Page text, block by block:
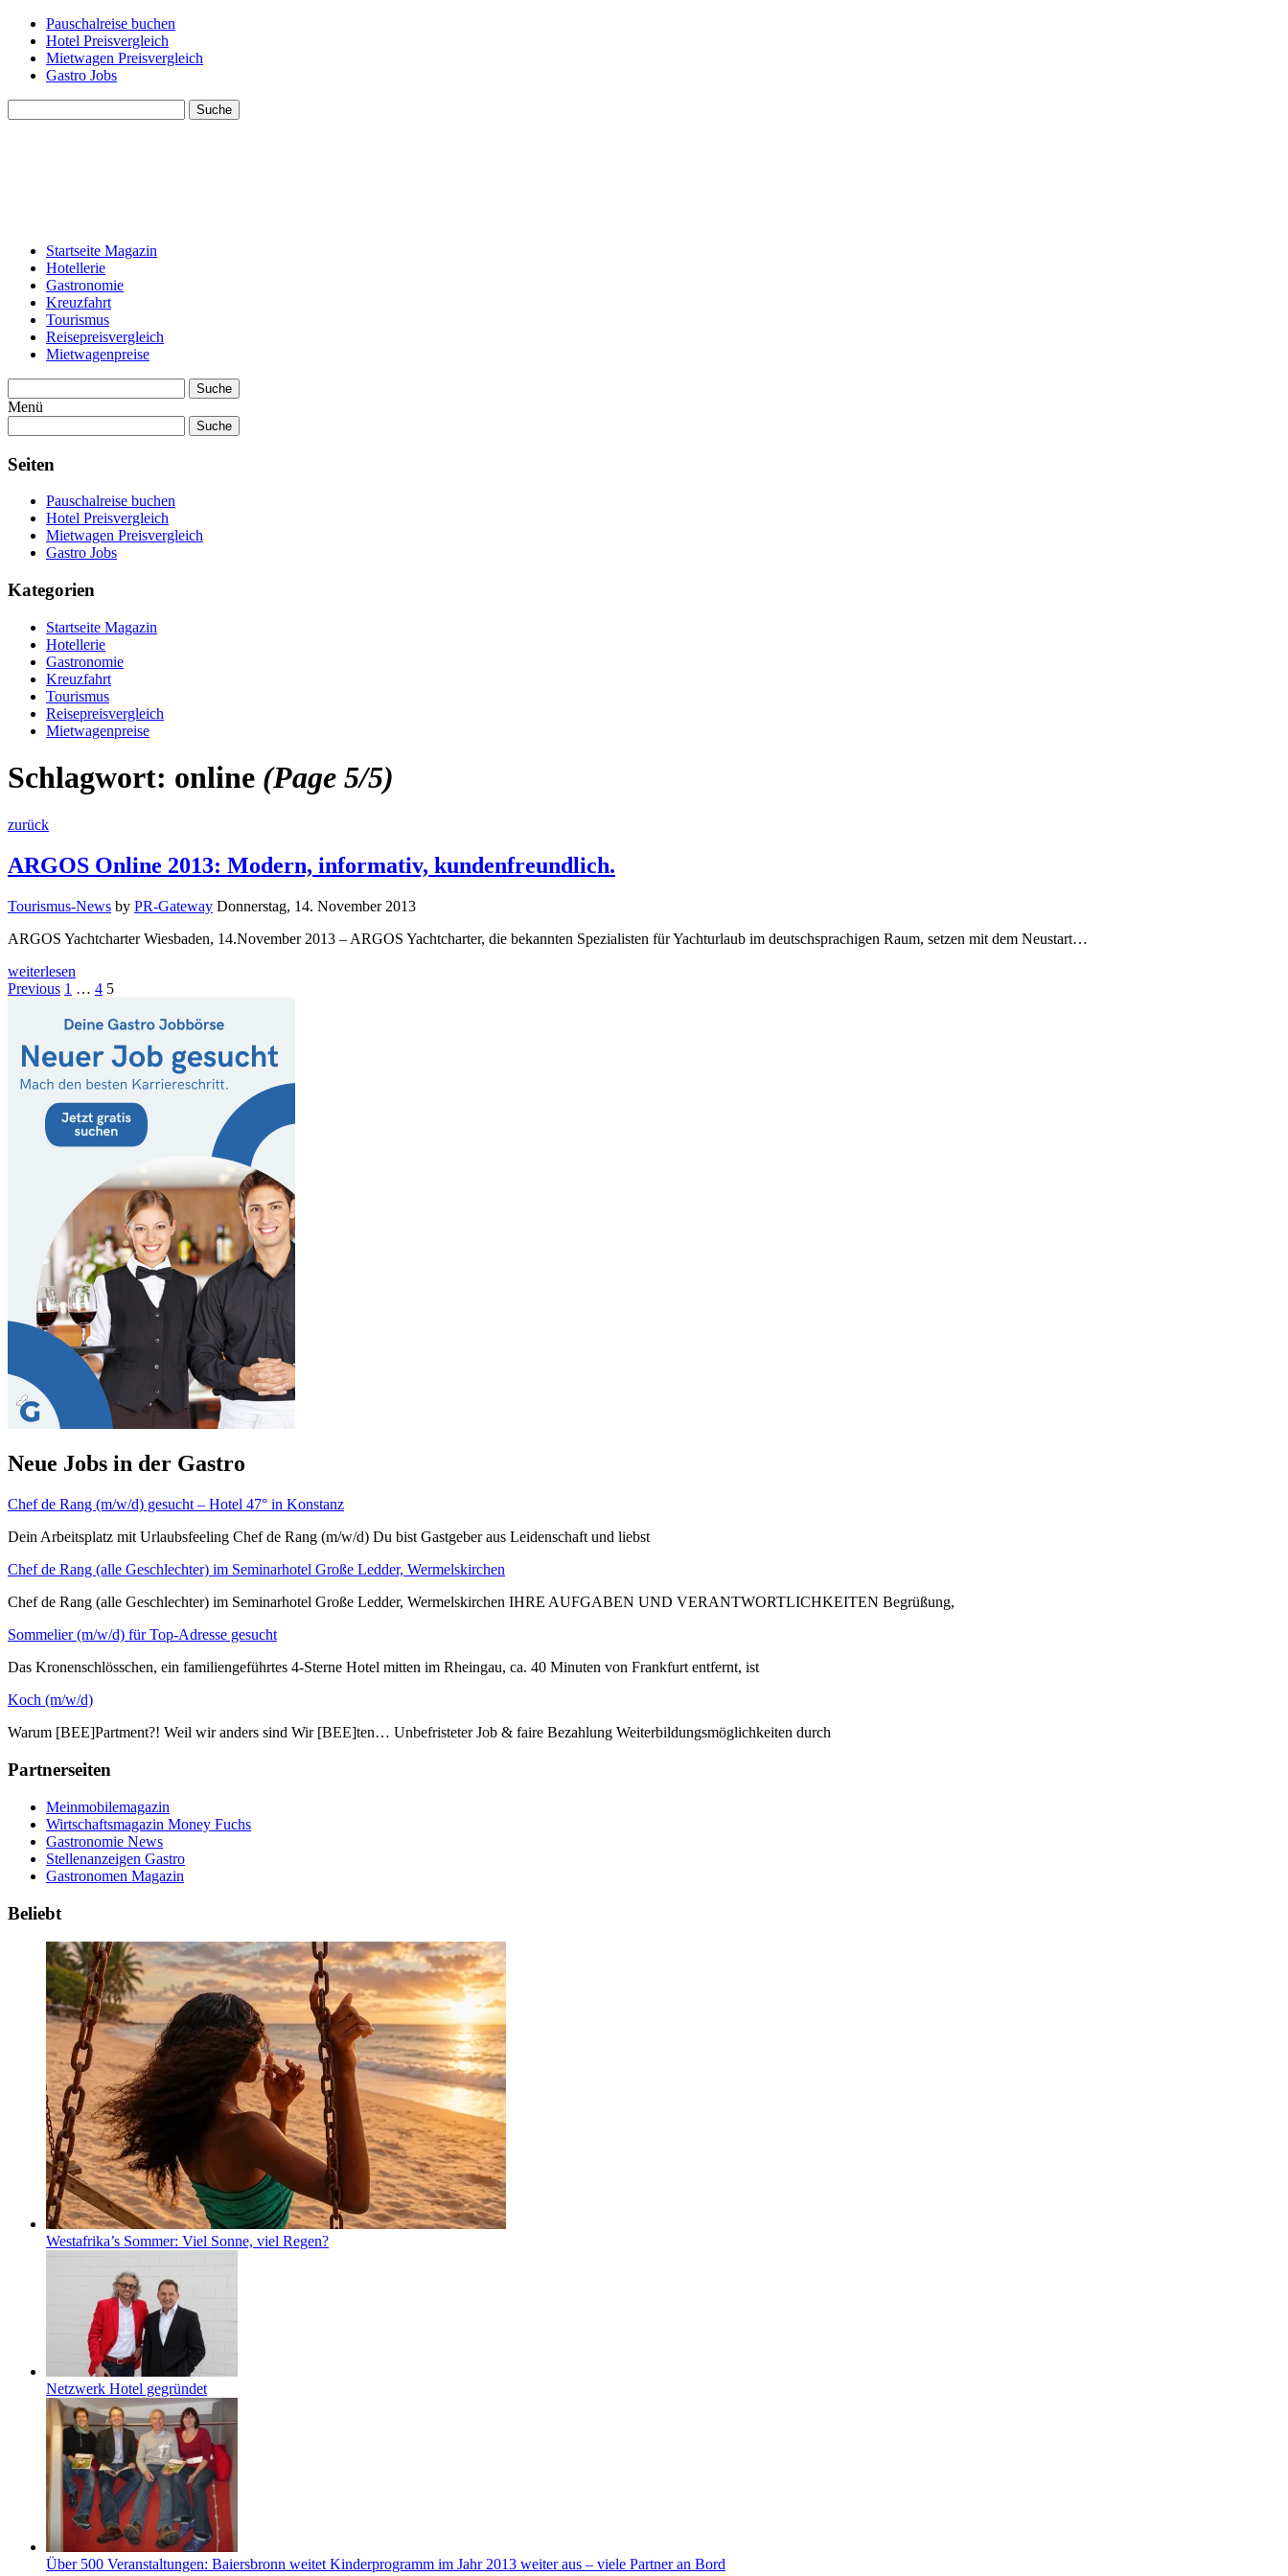
Pauschalreise buchen
Hotel Preisvergleich
Mietwagen Preisvergleich
Gastro Jobs
Suche
Startseite Magazin
Hotellerie
Gastronomie
Kreuzfahrt
Tourismus
Reisepreisvergleich
Mietwagenpreise
Suche
Menü
Suche
Seiten
Pauschalreise buchen
Hotel Preisvergleich
Mietwagen Preisvergleich
Gastro Jobs
Kategorien
Startseite Magazin
Hotellerie
Gastronomie
Kreuzfahrt
Tourismus
Reisepreisvergleich
Mietwagenpreise
Schlagwort: online (Page 5/5)
zurück
ARGOS Online 2013: Modern, informativ, kundenfreundlich.
Tourismus-News by PR-Gateway Donnerstag, 14. November 2013
ARGOS Yachtcharter Wiesbaden, 14.November 2013 – ARGOS Yachtcharter, die bekannten Spezialisten für Yachturlaub im deutschsprachigen Raum, setzen mit dem Neustart…
weiterlesen
Seitennummerierung
Beiträge
Previous 1 … 4 5
Neue Jobs in der Gastro
Chef de Rang (m/w/d) gesucht – Hotel 47° in Konstanz
Dein Arbeitsplatz mit Urlaubsfeeling Chef de Rang (m/w/d) Du bist Gastgeber aus Leidenschaft und liebst
Chef de Rang (alle Geschlechter) im Seminarhotel Große Ledder, Wermelskirchen
Chef de Rang (alle Geschlechter) im Seminarhotel Große Ledder, Wermelskirchen IHRE AUFGABEN UND VERANTWORTLICHKEITEN Begrüßung,
Sommelier (m/w/d) für Top-Adresse gesucht
Das Kronenschlösschen, ein familiengeführtes 4-Sterne Hotel mitten im Rheingau, ca. 40 Minuten von Frankfurt entfernt, ist
Koch (m/w/d)
Warum [BEE]Partment?! Weil wir anders sind Wir [BEE]ten… Unbefristeter Job & faire Bezahlung Weiterbildungsmöglichkeiten durch
Partnerseiten
Meinmobilemagazin
Wirtschaftsmagazin Money Fuchs
Gastronomie News
Stellenanzeigen Gastro
Gastronomen Magazin
Beliebt
Westafrika’s Sommer: Viel Sonne, viel Regen?
Netzwerk Hotel gegründet
Über 500 Veranstaltungen: Baiersbronn weitet Kinderprogramm im Jahr 2013 weiter aus – viele Partner an Bord